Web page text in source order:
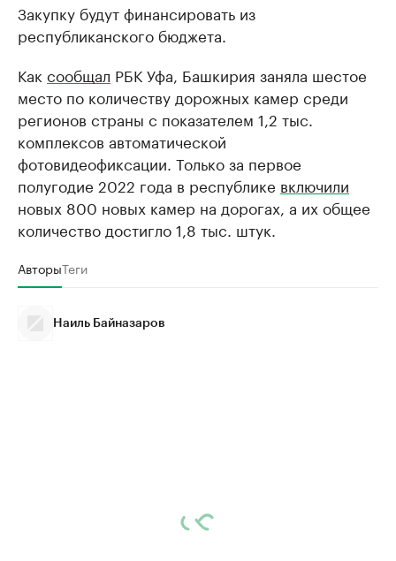
Закупку будут финансировать из
республиканского бюджета.
Как сообщал РБК Уфа, Башкирия заняла шестое
место по количеству дорожных камер среди
регионов страны с показателем 1,2 тыс.
комплексов автоматической
фотовидеофиксации. Только за первое
полугодие 2022 года в республике включили
новых 800 новых камер на дорогах, а их общее
количество достигло 1,8 тыс. штук.
АвторыТеги
Наиль Байназаров